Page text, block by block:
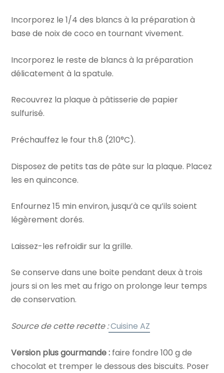
Incorporez le 1/4 des blancs à la préparation à
base de noix de coco en tournant vivement.
Incorporez le reste de blancs à la préparation
délicatement à la spatule.
Recouvrez la plaque à pâtisserie de papier
sulfurisé.
Préchauffez le four th.8 (210°C).
Disposez de petits tas de pâte sur la plaque. Placez
les en quinconce.
Enfournez 15 min environ, jusqu’à ce qu’ils soient
légèrement dorés.
Laissez-les refroidir sur la grille.
Se conserve dans une boite pendant deux à trois
jours si on les met au frigo on prolonge leur temps
de conservation.
Source de cette recette :Cuisine AZ
Version plus gourmande : faire fondre 100 g de
chocolat et tremper le dessous des biscuits. Poser